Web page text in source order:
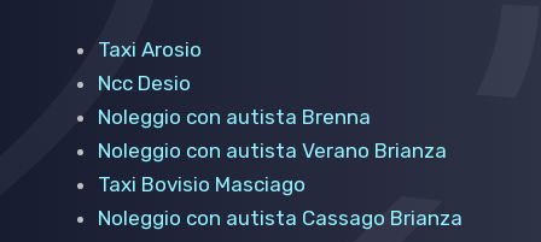
Taxi Arosio
Ncc Desio
Noleggio con autista Brenna
Noleggio con autista Verano Brianza
Taxi Bovisio Masciago
Noleggio con autista Cassago Brianza